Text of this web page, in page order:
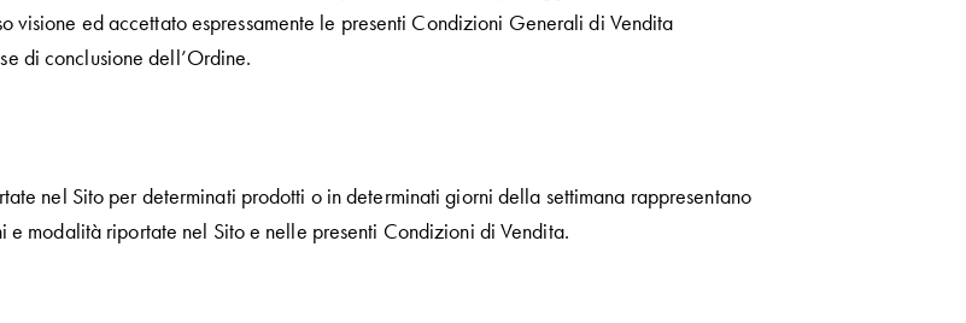
visione ed accettato espressamente le presenti Condizioni Generali di Vendita
di conclusione dell’Ordine.
nel Sito per determinati prodotti o in determinati giorni della settimana rappresentano
modalità riportate nel Sito e nelle presenti Condizioni di Vendita.